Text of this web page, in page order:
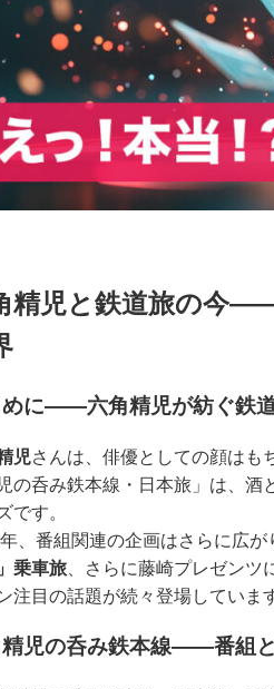
精児と鉄道旅の今
めに――六角精児が紡ぐ鉄
児さんは、俳優としての顔はも
の呑み鉄本線・日本旅」は、酒
です。
、番組関連の企画はさらに広が
乗車旅 、さらに藤崎プレゼン
注目の話題が続々登場していま
精児の呑み鉄本線――番組